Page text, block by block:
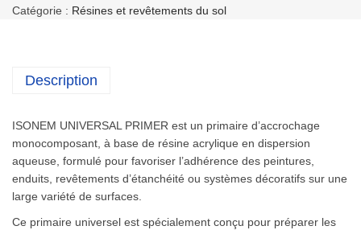
Catégorie : Résines et revêtements du sol
Description
ISONEM UNIVERSAL PRIMER est un primaire d’accrochage
monocomposant, à base de résine acrylique en dispersion
aqueuse, formulé pour favoriser l’adhérence des peintures,
enduits, revêtements d’étanchéité ou systèmes décoratifs sur une
large variété de surfaces.
Ce primaire universel est spécialement conçu pour préparer les